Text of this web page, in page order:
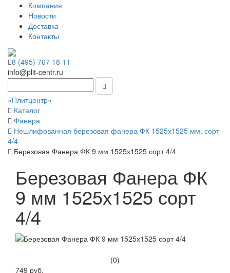
Компания
Новости
Доставка
Контакты
8 (495) 767 18 11
info@plit-centr.ru
«Плитцентр»
Каталог
Фанера
Нешлифованная березовая фанера ФК 1525х1525 мм, сорт
4/4
Березовая Фанера ФК 9 мм 1525х1525 сорт 4/4
Березовая Фанера ФК
9 мм 1525х1525 сорт
4/4
(0)
749 руб.